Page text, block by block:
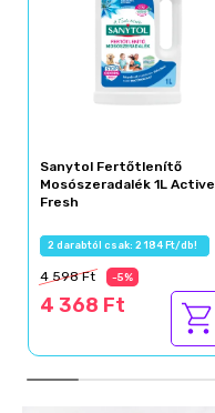
Sanytol Fertőtlenítő
Mosószeradalék 1L Active
Fresh
2 darabtól csak: 2 184 Ft/db!
4 598 Ft -5%
4 368 Ft